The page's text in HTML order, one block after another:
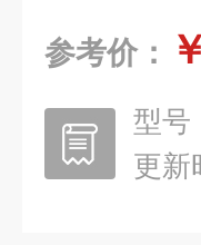
参考价：
型号
更新